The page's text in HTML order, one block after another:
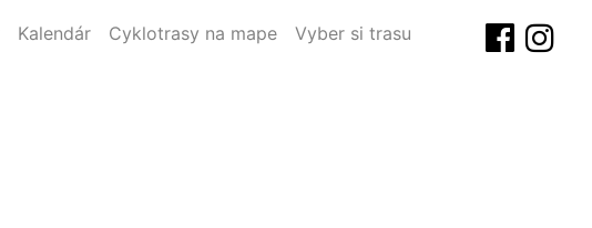
Kalendár Cyklotrasy na mape Vyber si trasu